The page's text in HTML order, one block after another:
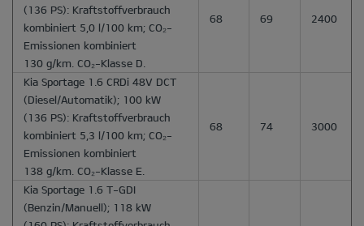
(136 PS): Kraftstoffverbrauch
kombiniert 5,0 l/100 km; CO₂-
Emissionen kombiniert
130 g/km. CO₂-Klasse D.
68 69 2400
Kia Sportage 1.6 CRDi 48V DCT
(Diesel/Automatik); 100 kW
(136 PS): Kraftstoffverbrauch
kombiniert 5,3 l/100 km; CO₂-
Emissionen kombiniert
138 g/km. CO₂-Klasse E.
68 74 3000
Kia Sportage 1.6 T-GDI
(Benzin/Manuell); 118 kW